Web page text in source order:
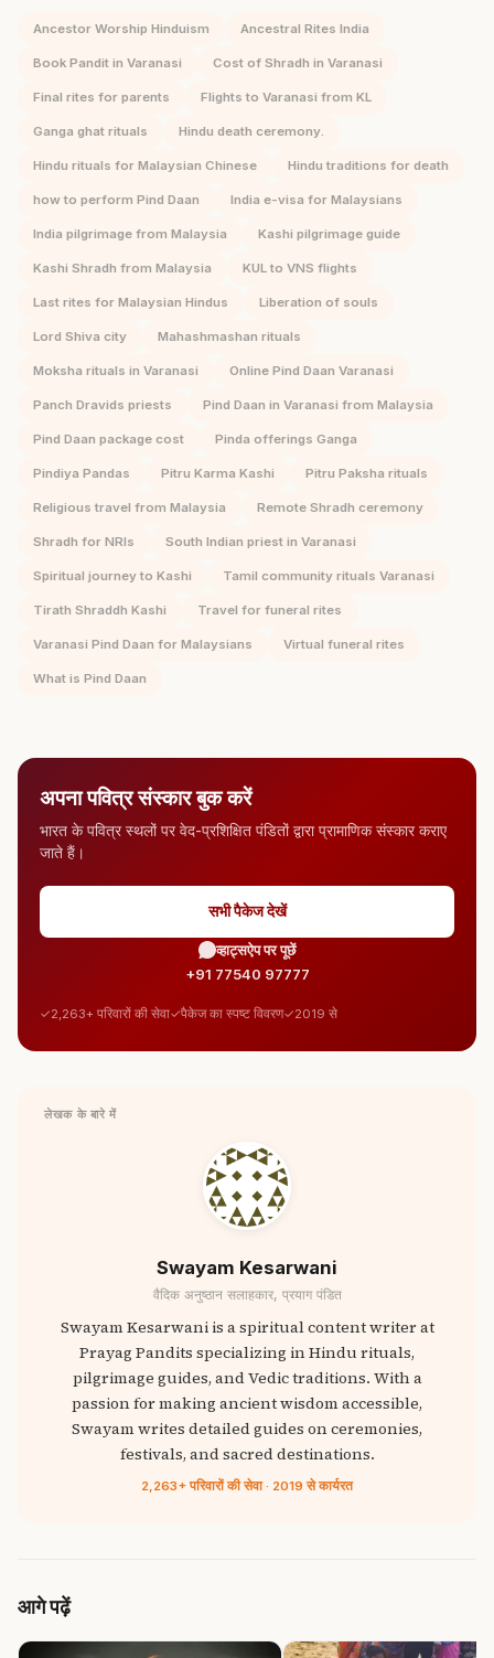
Ancestor Worship Hinduism Ancestral Rites India
Book Pandit in Varanasi Cost of Shradh in Varanasi
Final rites for parents Flights to Varanasi from KL
Ganga ghat rituals Hindu death ceremony.
Hindu rituals for Malaysian Chinese Hindu traditions for death
how to perform Pind Daan India e-visa for Malaysians
India pilgrimage from Malaysia Kashi pilgrimage guide
Kashi Shradh from Malaysia KUL to VNS flights
Last rites for Malaysian Hindus Liberation of souls
Lord Shiva city Mahashmashan rituals
Moksha rituals in Varanasi Online Pind Daan Varanasi
Panch Dravids priests Pind Daan in Varanasi from Malaysia
Pind Daan package cost Pinda offerings Ganga
Pindiya Pandas Pitru Karma Kashi Pitru Paksha rituals
Religious travel from Malaysia Remote Shradh ceremony
Shradh for NRIs South Indian priest in Varanasi
Spiritual journey to Kashi Tamil community rituals Varanasi
Tirath Shraddh Kashi Travel for funeral rites
Varanasi Pind Daan for Malaysians Virtual funeral rites
What is Pind Daan
अपना पवित्र संस्कार बुक करें
भारत के पवित्र स्थलों पर वेद-प्रशिक्षित पंडितों द्वारा प्रामाणिक संस्कार कराए
जाते हैं।
सभी पैकेज देखें
व्हाट्सऐप पर पूछें
+91 77540 97777
2,263+ परिवारों की सेवा पैकेज का स्पष्ट विवरण 2019 से
लेखक के बारे में
Swayam Kesarwani
वैदिक अनुष्ठान सलाहकार, प्रयाग पंडित
Swayam Kesarwani is a spiritual content writer at
Prayag Pandits specializing in Hindu rituals,
pilgrimage guides, and Vedic traditions. With a
passion for making ancient wisdom accessible,
Swayam writes detailed guides on ceremonies,
festivals, and sacred destinations.
2,263+ परिवारों की सेवा · 2019 से कार्यरत
आगे पढ़ें